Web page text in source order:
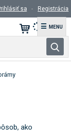
sa Registrácia
y
☰
ako